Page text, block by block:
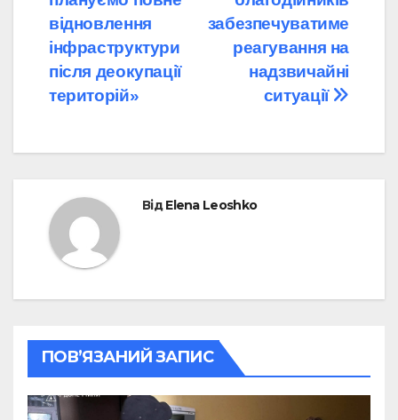
забезпечуватиме
реагування на
надзвичайні
ситуації
відновлення
інфраструктури
після деокупації
територій»
ВідElena Leoshko
ПОВ’ЯЗАНИЙ ЗАПИС